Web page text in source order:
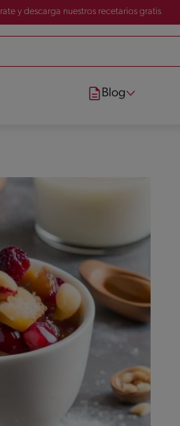
y descarga nuestros recetarios gratis
Blog